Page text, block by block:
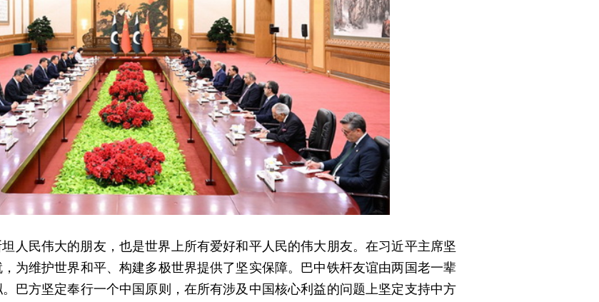
人民伟大的朋友，也是世界上所有爱好和平人民的伟大朋友。在习近平主席坚
为维护世界和平、构建多极世界提供了坚实保障。巴中铁杆友谊由两国老一辈
巴方坚定奉行一个中国原则，在所有涉及中国核心利益的问题上坚定支持中方